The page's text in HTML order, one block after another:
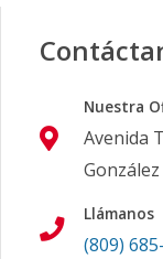
Nuestra
Avenida
González
Llámanos
(809)